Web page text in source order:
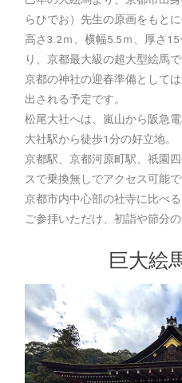
らひでお）先生の原画をもとに
高さ3.2ｍ、横幅5.5ｍ、厚さ
り、京都最大級の超大型絵馬で
京都の神社の迎春準備として
出される予定です。
松尾大社へは、嵐山から阪急
大社駅から徒歩1分の好立地。
京都駅、京都河原町駅、祇園
スで乗換無しでアクセス可能で
京都市内中心部の社寺に比べ
ご参拝いただけ、初詣や節分
巨大絵